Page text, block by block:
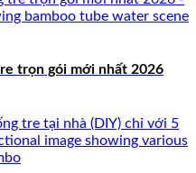
trọn gói mới nhất 2026